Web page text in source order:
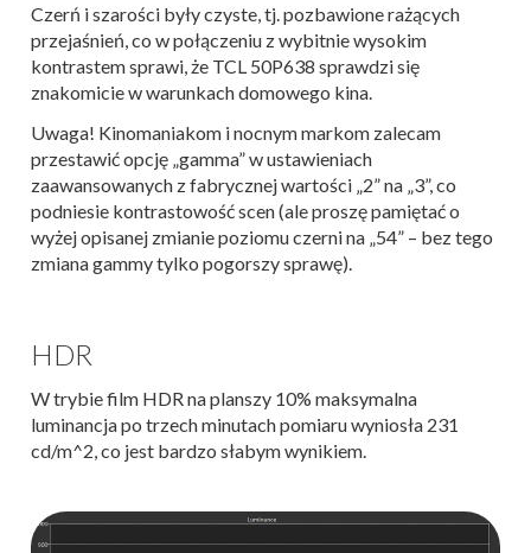
Czerń i szarości były czyste, tj. pozbawione rażących
przejaśnień, co w połączeniu z wybitnie wysokim
kontrastem sprawi, że TCL 50P638 sprawdzi się
znakomicie w warunkach domowego kina.
Uwaga! Kinomaniakom i nocnym markom zalecam
przestawić opcję „gamma” w ustawieniach
zaawansowanych z fabrycznej wartości „2” na „3”, co
podniesie kontrastowość scen (ale proszę pamiętać o
wyżej opisanej zmianie poziomu czerni na „54” – bez tego
zmiana gammy tylko pogorszy sprawę).
HDR
W trybie film HDR na planszy 10% maksymalna
luminancja po trzech minutach pomiaru wyniosła 231
cd/m^2, co jest bardzo słabym wynikiem.